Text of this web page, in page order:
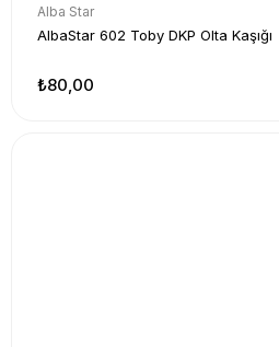
Alba Star
AlbaStar 602 Toby DKP Olta Kaşığı
₺80,00